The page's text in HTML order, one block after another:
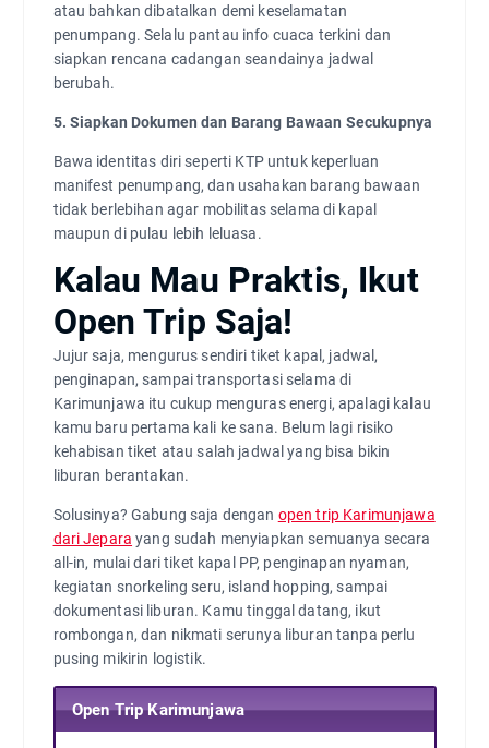
atau bahkan dibatalkan demi keselamatan
penumpang. Selalu pantau info cuaca terkini dan
siapkan rencana cadangan seandainya jadwal
berubah.
5. Siapkan Dokumen dan Barang Bawaan Secukupnya
Bawa identitas diri seperti KTP untuk keperluan
manifest penumpang, dan usahakan barang bawaan
tidak berlebihan agar mobilitas selama di kapal
maupun di pulau lebih leluasa.
Kalau Mau Praktis, Ikut
Open Trip Saja!
Jujur saja, mengurus sendiri tiket kapal, jadwal,
penginapan, sampai transportasi selama di
Karimunjawa itu cukup menguras energi, apalagi kalau
kamu baru pertama kali ke sana. Belum lagi risiko
kehabisan tiket atau salah jadwal yang bisa bikin
liburan berantakan.
Solusinya? Gabung saja dengan open trip Karimunjawa
dari Jepara yang sudah menyiapkan semuanya secara
all-in, mulai dari tiket kapal PP, penginapan nyaman,
kegiatan snorkeling seru, island hopping, sampai
dokumentasi liburan. Kamu tinggal datang, ikut
rombongan, dan nikmati serunya liburan tanpa perlu
pusing mikirin logistik.
Open Trip Karimunjawa